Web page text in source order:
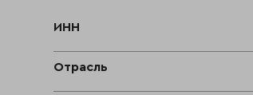
ИНН
Отрасль